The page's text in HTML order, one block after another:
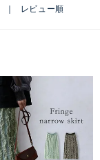
レビュー順